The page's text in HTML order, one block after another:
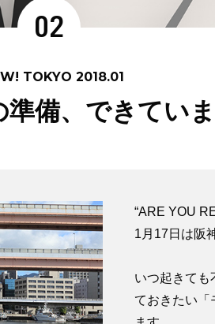
02
TOKYO 2018.01
備、できてい
“ARE YOU
1月17日は阪
いつ起きても
ておきたい「